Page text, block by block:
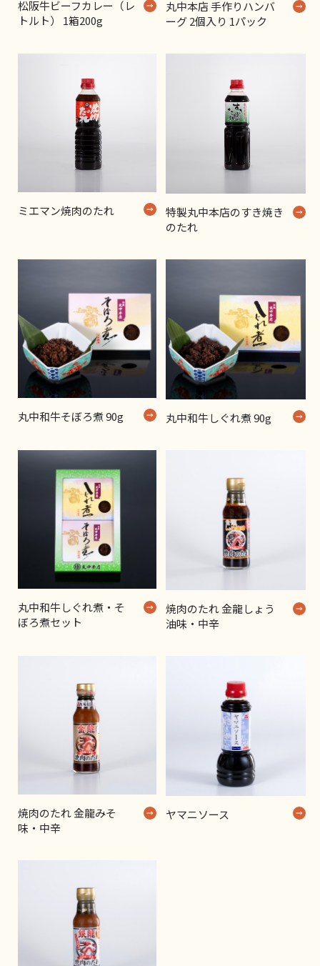
松阪牛ビーフカレー（レ
トルト） 1箱200g
丸中本店 手作りハンバ
ーグ 2個入り 1パック
ミエマン焼肉のたれ
特製丸中本店のすき焼き
のたれ
丸中和牛そぼろ煮 90g 丸中和牛しぐれ煮 90g
丸中和牛しぐれ煮・そ
ぼろ煮セット
焼肉のたれ 金龍しょう
油味・中辛
焼肉のたれ 金龍みそ
味・中辛
ヤマニソース